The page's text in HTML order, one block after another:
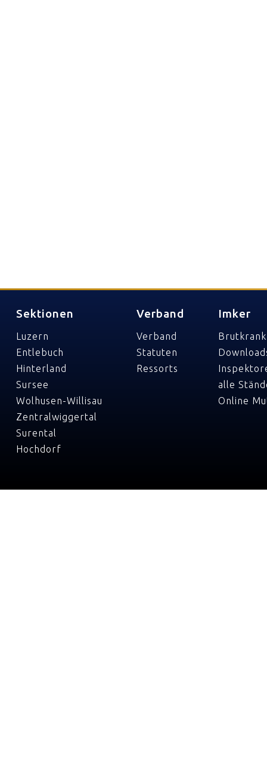
Sektionen
Luzern
Entlebuch
Hinterland
Sursee
Wolhusen-Willisau
Zentralwiggertal
Surental
Hochdorf
Verband
Verband
Statuten
Ressorts
Imker
alle
Online